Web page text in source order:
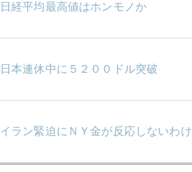
日経平均最高値はホンモノか
日本連休中に５２００ドル突破
イラン緊迫にＮＹ金が反応しないわけ